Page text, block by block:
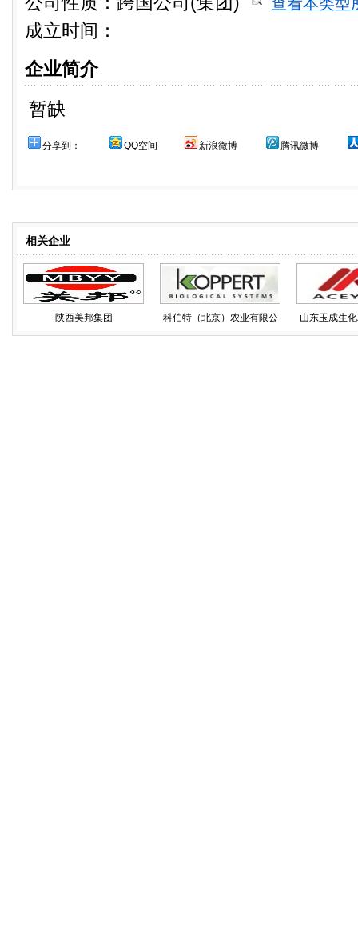
成立时间：
企业简介
暂缺
分享到： QQ空间 新浪微博 腾讯微博
相关企业
陕西美邦集团 科伯特（北京）农业有限公 山东玉成生